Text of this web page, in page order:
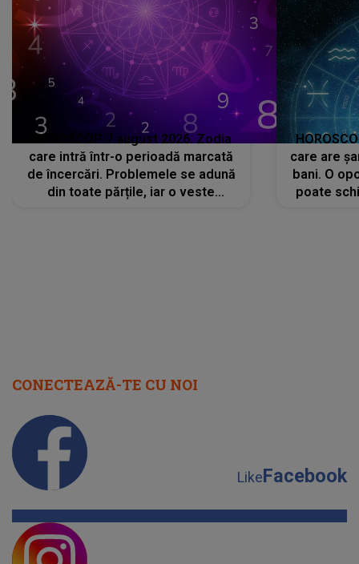
HOROSCOP 7 august 2026. Zodia
care intră într-o perioadă marcată
de încercări. Problemele se adună
din toate părțile, iar o veste
care are
bani. O
poate
CONECTEAZĂ-TE CU NOI
LikeFacebook